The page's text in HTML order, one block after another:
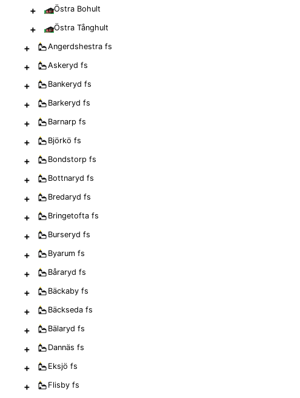
+ Östra Bohult
+ Östra Tånghult
+ Angerdshestra fs
+ Askeryd fs
+ Bankeryd fs
+ Barkeryd fs
+ Barnarp fs
+ Björkö fs
+ Bondstorp fs
+ Bottnaryd fs
+ Bredaryd fs
+ Bringetofta fs
+ Burseryd fs
+ Byarum fs
+ Båraryd fs
+ Bäckaby fs
+ Bäckseda fs
+ Bälaryd fs
+ Dannäs fs
+ Eksjö fs
+ Flisby fs